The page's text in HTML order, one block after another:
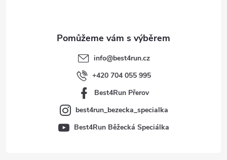
info@best4run.cz
+420 704 055 995
Best4Run Přerov
best4run_bezecka_specialka
Best4Run Běžecká Speciálka